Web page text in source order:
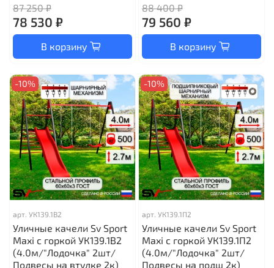
87 250 ₽
78 530 ₽
В корзину
88 400 ₽
79 560 ₽
В корзину
-10%
арт. УК139.1В2
Уличные качели Sv Sport
Maxi с горкой УК139.1В2
(4.0м/"Лодочка" 2шт/
Подвесы на втулке 2к)
-10%
арт. УК139.1П2
Уличные качели Sv Sport
Maxi с горкой УК139.1П2
(4.0м/"Лодочка" 2шт/
Подвесы на подш 2к)